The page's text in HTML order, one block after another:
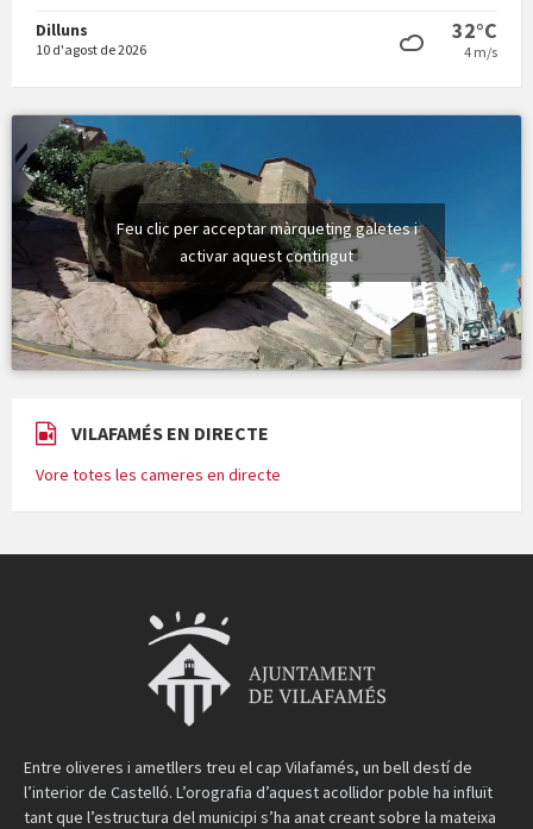
Dilluns
10 d'agost de 2026
32°C
4 m/s
Feu clic per acceptar màrqueting galetes i
activar aquest contingut
VILAFAMÉS EN DIRECTE
Vore totes les cameres en directe
Entre oliveres i ametllers treu el cap Vilafamés, un bell destí de
l’interior de Castelló. L’orografia d’aquest acollidor poble ha influït
tant que l’estructura del municipi s’ha anat creant sobre la mateixa